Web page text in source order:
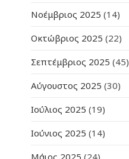
Νοέμβριος 2025 (14)
Οκτώβριος 2025 (22)
Σεπτέμβριος 2025 (45)
Αύγουστος 2025 (30)
Ιούλιος 2025 (19)
Ιούνιος 2025 (14)
Μάιος 2025 (24)